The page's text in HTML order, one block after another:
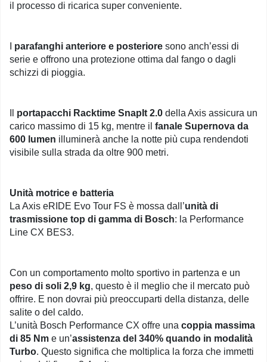
il processo di ricarica super conveniente.
parafanghi anteriore e posteriore sono anch’essi di
serie e offrono una protezione ottima dal fango o dagli
schizzi di pioggia.
portapacchi Racktime SnapIt 2.0 della Axis assicura un
carico massimo di 15 kg, mentre il fanale Supernova da
600 lumen illuminerà anche la notte più cupa rendendoti
visibile sulla strada da oltre 900 metri.
Unità motrice e batteria
La Axis eRIDE Evo Tour FS è mossa dall’unità di
trasmissione top di gamma di Bosch: la Performance
Line CX BES3.
Con un comportamento molto sportivo in partenza e un
peso di soli 2,9 kg, questo è il meglio che il mercato può
offrire. E non dovrai più preoccuparti della distanza, delle
salite o del caldo.
L’unità Bosch Performance CX offre una coppia massima
di 85 Nm e un’assistenza del 340% quando in modalità
Turbo. Questo significa che moltiplica la forza che immetti